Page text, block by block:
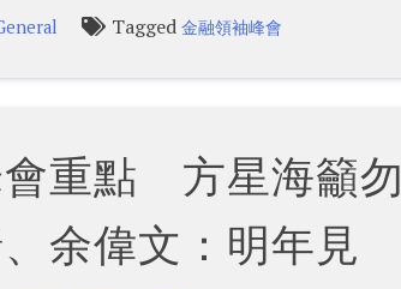
Tagged金融領袖峰會
重點 方星海籲
余偉文：明年見